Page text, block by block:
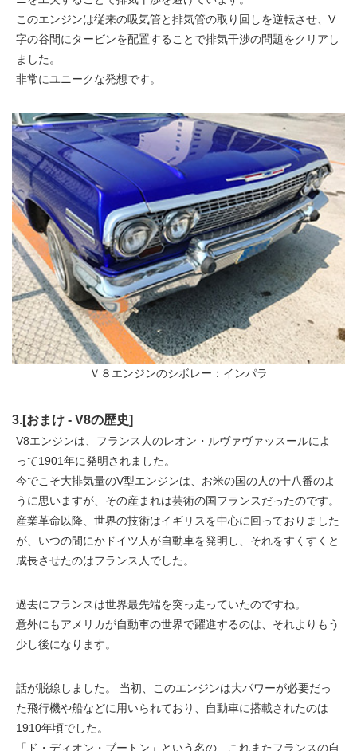
このエンジンは従来の吸気管と排気管の取り回しを逆転させ、V
字の谷間にタービンを配置することで排気干渉の問題をクリアし
ました。
非常にユニークな発想です。
Ｖ８エンジンのシボレー：インパラ
3.[おまけ - V8の歴史]
V8エンジンは、フランス人のレオン・ルヴァヴァッスールによ
って1901年に発明されました。
今でこそ大排気量のV型エンジンは、お米の国の人の十八番のよ
うに思いますが、その産まれは芸術の国フランスだったのです。
産業革命以降、世界の技術はイギリスを中心に回っておりました
が、いつの間にかドイツ人が自動車を発明し、それをすくすくと
成長させたのはフランス人でした。
過去にフランスは世界最先端を突っ走っていたのですね。
意外にもアメリカが自動車の世界で躍進するのは、それよりもう
少し後になります。
話が脱線しました。 当初、このエンジンは大パワーが必要だっ
た飛行機や船などに用いられており、自動車に搭載されたのは
1910年頃でした。
「ド・ディオン・ブートン」という名の、これまたフランスの自